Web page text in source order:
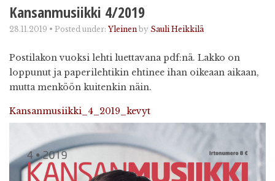
Kansanmusiikki 4/2019
28.11.2019 • Posted under: Yleinen by Sauli Heikkilä
Postilakon vuoksi lehti luettavana pdf:nä. Lakko on
loppunut ja paperilehtikin ehtinee ihan oikeaan aikaan,
mutta menköön kuitenkin näin.
Kansanmusiikki_4_2019_kevyt